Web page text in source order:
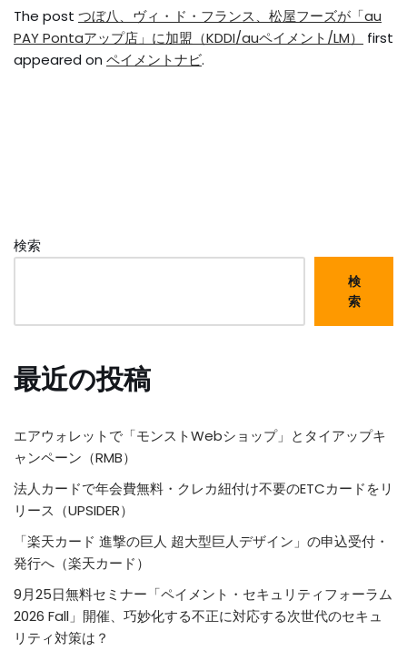
The post つぼ八、ヴィ・ド・フランス、松屋フーズが「au
PAY Pontaアップ店」に加盟（KDDI/auペイメント/LM）
first
appeared on ペイメントナビ.
検索
検
索
最近の投稿
エアウォレットで「モンストWebショップ」とタイアップキ
ャンペーン（RMB）
法人カードで年会費無料・クレカ紐付け不要のETCカードをリ
リース（UPSIDER）
「楽天カード 進撃の巨人 超大型巨人デザイン」の申込受付・
発行へ（楽天カード）
9月25日無料セミナー「ペイメント・セキュリティフォーラム
2026 Fall」開催、巧妙化する不正に対応する次世代のセキュ
リティ対策は？